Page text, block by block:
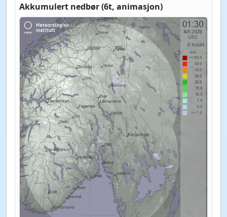
Akkumulert nedbør (6t, animasjon)